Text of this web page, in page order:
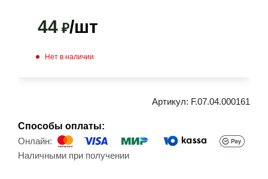
44 ₽/шт
Нет в наличии
Артикул: F.07.04.000161
Способы оплаты:
Онлайн:
Наличными при получении